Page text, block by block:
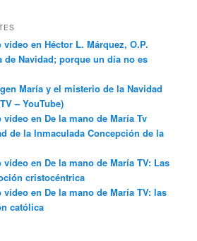
vídeo en Héctor L. Márquez, O.P.
de Navidad; porque un día no es
María y el misterio de la Navidad
– YouTube)
vídeo en De la mano de María Tv
de la Inmaculada Concepción de la
vídeo en De la mano de María TV: Las
cristocéntrica
vídeo en De la mano de María TV: las
católica